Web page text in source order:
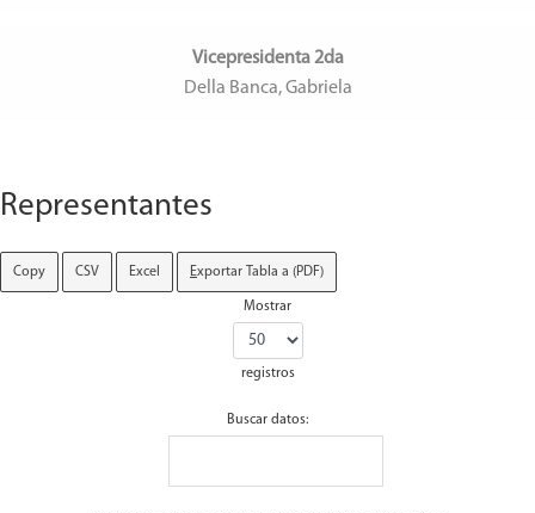
Vicepresidenta 2da
Della Banca, Gabriela
Representantes
Copy CSV Excel Exportar Tabla a (PDF)
Mostrar
registros
Buscar datos: